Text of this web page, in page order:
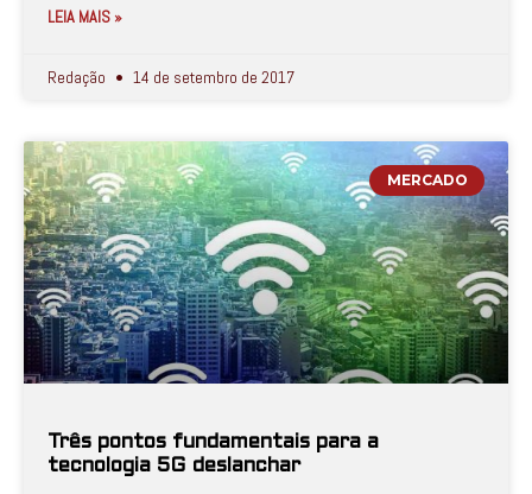
LEIA MAIS »
Redação 14 de setembro de 2017
MERCADO
Três pontos fundamentais para a
tecnologia 5G deslanchar